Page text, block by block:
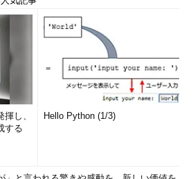
し、
する
Hello Python (1/3)